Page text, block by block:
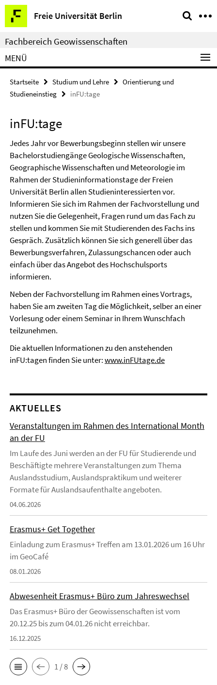
Springe
direkt
zu
Inhalt
Freie Universität Berlin
Service-
Navigation
Fachbereich Geowissenschaften
MENÜ
Startseite Studium und Lehre
Orientierung und
Studieneinstieg
inFU:tage
inFU:tage
Jedes Jahr vor Bewerbungsbeginn stellen wir unsere
Bachelorstudiengänge Geologische Wissenschaften,
Geographische Wissenschaften und Meteorologie im
Rahmen der Studieninformationstage der Freien
Universität Berlin allen Studieninteressierten vor.
Informieren Sie sich im Rahmen der Fachvorstellung und
nutzen Sie die Gelegenheit, Fragen rund um das Fach zu
stellen und kommen Sie mit Studierenden des Fachs ins
Gespräch. Zusätzlich können Sie sich generell über das
Bewerbungsverfahren, Zulassungschancen oder auch
einfach über das Angebot des Hochschulsports
informieren.
Neben der Fachvorstellung im Rahmen eines Vortrags,
haben Sie am zweiten Tag die Möglichkeit, selber an einer
Vorlesung oder einem Seminar in Ihrem Wunschfach
teilzunehmen.
Die aktuellen Informationen zu den anstehenden
inFU:tagen finden Sie unter:www.inFUtage.de
AKTUELLES
Veranstaltungen im Rahmen des International Month
an der FU
Im Laufe des Juni werden an der FU für Studierende und
Beschäftigte mehrere Veranstaltungen zum Thema
Auslandsstudium, Auslandspraktikum und weiterer
Formate für Auslandsaufenthalte angeboten.
04.06.2026
Erasmus+ Get Together
Einladung zum Erasmus+ Treffen am 13.01.2026 um 16 Uhr
im GeoCafé
08.01.2026
Abwesenheit Erasmus+ Büro zum Jahreswechsel
Das Erasmus+ Büro der Geowissenschaften ist vom
20.12.25 bis zum 04.01.26 nicht erreichbar.
16.12.2025
1 / 8